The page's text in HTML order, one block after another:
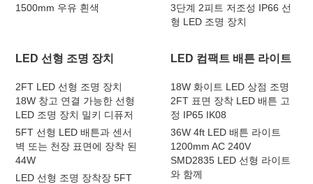
1500mm 우유 흰색
3단계 2피트 저조성 IP66 선
형 LED 조명 장치
LED 선형 조명 장치
2FT LED 선형 조명 장치
18W 창고 연결 가능한 선형
LED 조명 장치 밀키 디퓨저
5FT 선형 LED 배튼과 센서
벽 또는 천장 표면에 장착 된
44W
LED 선형 조명 장착장 5FT
LED 컴팩트 배튼 라이트
18W 화이트 LED 상점 조명
2FT 표면 장착 LED 배튼 고
정 IP65 IK08
36W 4ft LED 배튼 라이트
1200mm AC 240V
SMD2835 LED 선형 라이트
와 함께